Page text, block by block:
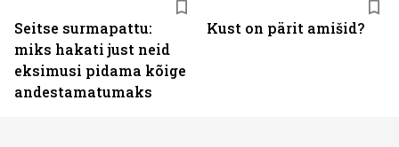
Seitse surmapattu:
miks hakati just neid
eksimusi pidama kõige
andestamatumaks
Kust on pärit amišid?